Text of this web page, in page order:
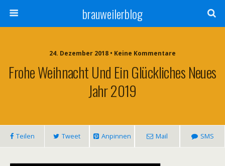
brauweilerblog
24. Dezember 2018 • Keine Kommentare
Frohe Weihnacht Und Ein Glückliches Neues
Jahr 2019
Teilen Tweet Anpinnen Mail SMS